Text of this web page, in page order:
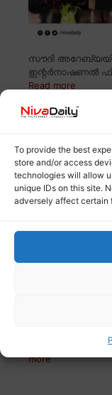
To provide the best
store and/or access
technologies will allow
unique IDs on this site.
adversely affect certain
സൗദി
ഇന്റർനാഷണൽ
Read more
വയസ്സുകാരനെ
കடித்து കൊന്നു.
more